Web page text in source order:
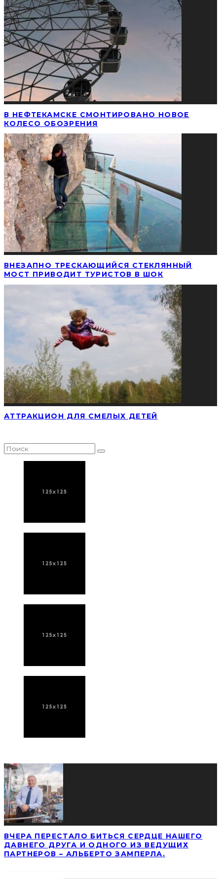
В НЕФТЕКАМСКЕ СМОНТИРОВАНО НОВОЕ
КОЛЕСО ОБОЗРЕНИЯ
ВНЕЗАПНО ТРЕСКАЮЩИЙСЯ СТЕКЛЯННЫЙ
МОСТ ПРИВОДИТ ТУРИСТОВ В ШОК
АТТРАКЦИОН ДЛЯ СМЕЛЫХ ДЕТЕЙ
ВЧЕРА ПЕРЕСТАЛО БИТЬСЯ СЕРДЦЕ НАШЕГО
ДАВНЕГО ДРУГА И ОДНОГО ИЗ ВЕДУЩИХ
ПАРТНЕРОВ – АЛЬБЕРТО ЗАМПЕРЛА.